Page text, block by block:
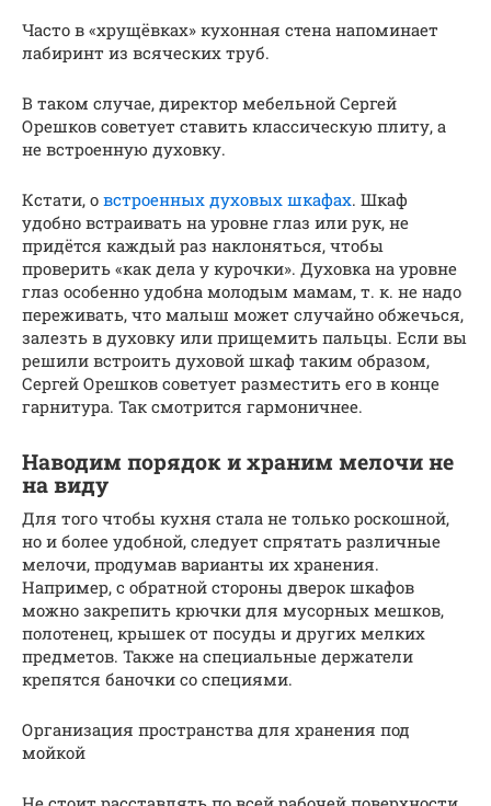
Часто в «хрущёвках» кухонная стена напоминает
лабиринт из всяческих труб.
В таком случае, директор мебельной Сергей
Орешков советует ставить классическую плиту, а
не встроенную духовку.
Кстати, о встроенных духовых шкафах. Шкаф
удобно встраивать на уровне глаз или рук, не
придётся каждый раз наклоняться, чтобы
проверить «как дела у курочки». Духовка на уровне
глаз особенно удобна молодым мамам, т. к. не надо
переживать, что малыш может случайно обжечься,
залезть в духовку или прищемить пальцы. Если вы
решили встроить духовой шкаф таким образом,
Сергей Орешков советует разместить его в конце
гарнитура. Так смотрится гармоничнее.
Наводим порядок и храним мелочи не
на виду
Для того чтобы кухня стала не только роскошной,
но и более удобной, следует спрятать различные
мелочи, продумав варианты их хранения.
Например, с обратной стороны дверок шкафов
можно закрепить крючки для мусорных мешков,
полотенец, крышек от посуды и других мелких
предметов. Также на специальные держатели
крепятся баночки со специями.
Организация пространства для хранения под
мойкой